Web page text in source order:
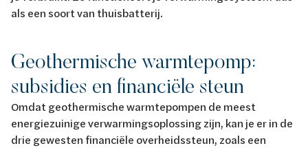
als een soort van thuisbatterij.
Geothermische warmtepomp:
subsidies en financiële steun
Omdat geothermische warmtepompen de meest
energiezuinige verwarmingsoplossing zijn, kan je er in de
drie gewesten financiële overheidssteun, zoals een